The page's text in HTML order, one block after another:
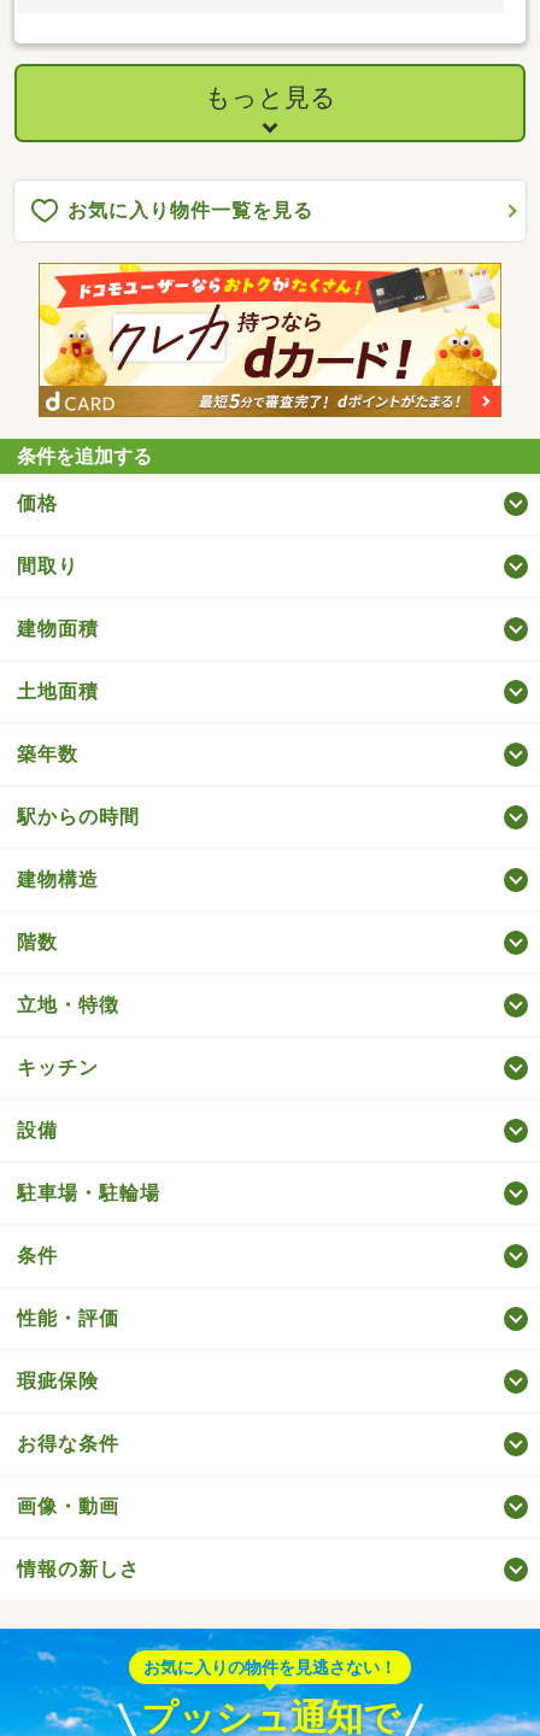
もっと見る
お気に入り物件一覧を見る
条件を追加する
価格
間取り
建物面積
土地面積
築年数
駅からの時間
建物構造
階数
立地・特徴
キッチン
設備
駐車場・駐輪場
条件
性能・評価
瑕疵保険
お得な条件
画像・動画
情報の新しさ
お気に入りの物件を見逃さない！
プッシュ通知で